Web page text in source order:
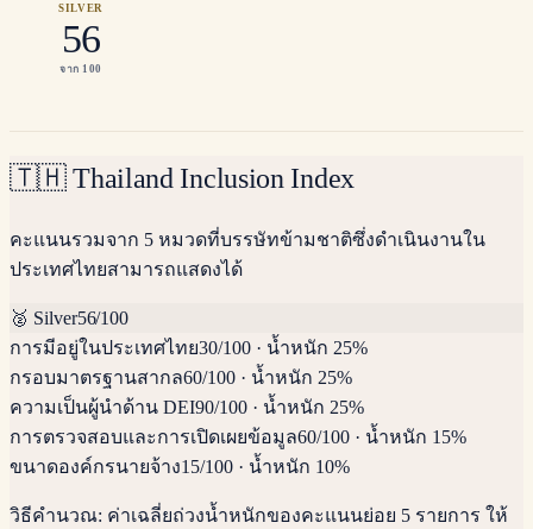
SILVER
56
จาก 100
🇹🇭 Thailand Inclusion Index
คะแนนรวมจาก 5 หมวดที่บรรษัทข้ามชาติซึ่งดำเนินงานใน
ประเทศไทยสามารถแสดงได้
🥈 Silver56/100
การมีอยู่ในประเทศไทย30/100 · น้ำหนัก 25%
กรอบมาตรฐานสากล60/100 · น้ำหนัก 25%
ความเป็นผู้นำด้าน DEI90/100 · น้ำหนัก 25%
การตรวจสอบและการเปิดเผยข้อมูล60/100 · น้ำหนัก 15%
ขนาดองค์กรนายจ้าง15/100 · น้ำหนัก 10%
วิธีคำนวณ: ค่าเฉลี่ยถ่วงน้ำหนักของคะแนนย่อย 5 รายการ ให้